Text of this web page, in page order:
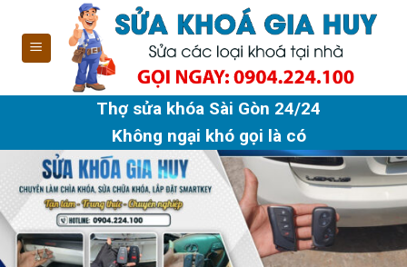
content
Thợ sửa khóa Sài Gòn 24/24
Không ngại khó gọi là có